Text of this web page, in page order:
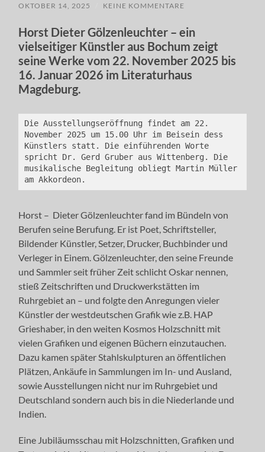
OKTOBER 14, 2025 KEINE KOMMENTARE
Horst Dieter Gölzenleuchter – ein
vielseitiger Künstler aus Bochum zeigt
seine Werke vom 22. November 2025 bis
16. Januar 2026 im Literaturhaus
Magdeburg.
Die Ausstellungseröffnung findet am 22.
November 2025 um 15.00 Uhr im Beisein dess
Künstlers statt. Die einführenden Worte
spricht Dr. Gerd Gruber aus Wittenberg. Die
musikalische Begleitung obliegt Martin Müller
am Akkordeon.
Horst – Dieter Gölzenleuchter fand im Bündeln von
Berufen seine Berufung. Er ist Poet, Schriftsteller,
Bildender Künstler, Setzer, Drucker, Buchbinder und
Verleger in Einem. Gölzenleuchter, den seine Freunde
und Sammler seit früher Zeit schlicht Oskar nennen,
stieß Zeitschriften und Druckwerkstätten im
Ruhrgebiet an – und folgte den Anregungen vieler
Künstler der westdeutschen Grafik wie z.B. HAP
Grieshaber, in den weiten Kosmos Holzschnitt mit
vielen Grafiken und eigenen Büchern einzutauchen.
Dazu kamen später Stahlskulpturen an öffentlichen
Plätzen, Ankäufe in Sammlungen im In- und Ausland,
sowie Ausstellungen nicht nur im Ruhrgebiet und
Deutschland sondern auch bis in die Niederlande und
Indien.
Eine Jubiläumsschau mit Holzschnitten, Grafiken und